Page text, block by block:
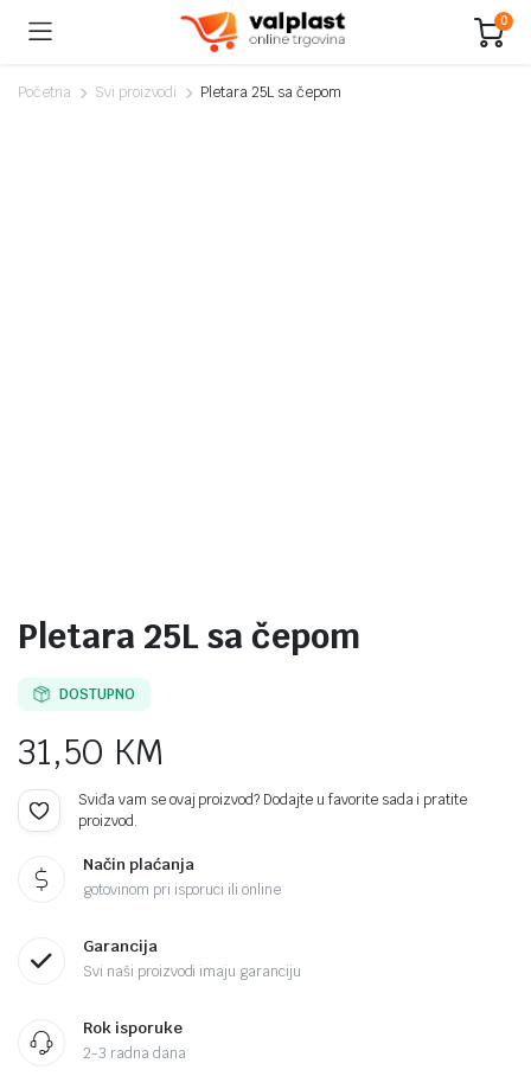
0
Početna Svi proizvodi Pletara 25L sa čepom
Pletara 25L sa čepom
DOSTUPNO
31,50 KM
Sviđa vam se ovaj proizvod? Dodajte u favorite sada i pratite
proizvod.
Način plaćanja
gotovinom pri isporuci ili online
Garancija
Svi naši proizvodi imaju garanciju
Rok isporuke
2-3 radna dana